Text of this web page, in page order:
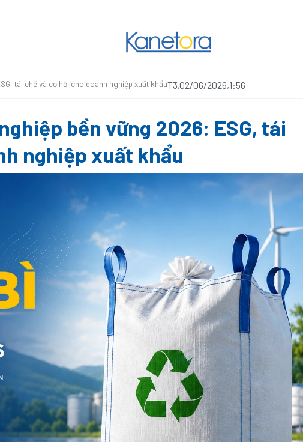
tái chế và cơ hội cho doanh nghiệp xuất khẩuT3,02/06/2026,1:56
bền vững 2026: ESG, tái
nghiệp xuất khẩu